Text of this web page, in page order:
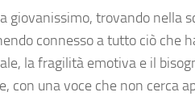
giovanissimo, trovando nella
connesso a tutto ciò che
la fragilità emotiva e il
con una voce che non cerca